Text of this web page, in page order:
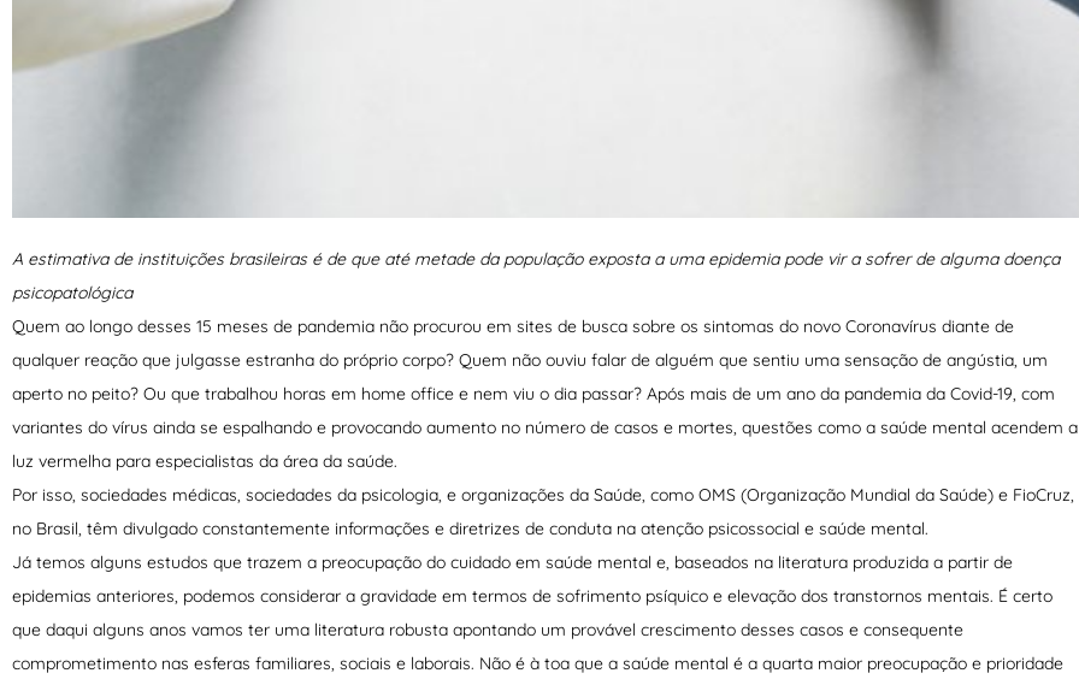
A estimativa de instituições brasileiras é de que até metade da população exposta a uma epidemia pode vir a sofrer de alguma doença
psicopatológica
Quem ao longo desses 15 meses de pandemia não procurou em sites de busca sobre os sintomas do novo Coronavírus diante de
qualquer reação que julgasse estranha do próprio corpo? Quem não ouviu falar de alguém que sentiu uma sensação de angústia, um
aperto no peito? Ou que trabalhou horas em home office e nem viu o dia passar? Após mais de um ano da pandemia da Covid-19, com
variantes do vírus ainda se espalhando e provocando aumento no número de casos e mortes, questões como a saúde mental acendem a
luz vermelha para especialistas da área da saúde.
Por isso, sociedades médicas, sociedades da psicologia, e organizações da Saúde, como OMS (Organização Mundial da Saúde) e FioCruz,
no Brasil, têm divulgado constantemente informações e diretrizes de conduta na atenção psicossocial e saúde mental.
Já temos alguns estudos que trazem a preocupação do cuidado em saúde mental e, baseados na literatura produzida a partir de
epidemias anteriores, podemos considerar a gravidade em termos de sofrimento psíquico e elevação dos transtornos mentais. É certo
que daqui alguns anos vamos ter uma literatura robusta apontando um provável crescimento desses casos e consequente
comprometimento nas esferas familiares, sociais e laborais. Não é à toa que a saúde mental é a quarta maior preocupação e prioridade